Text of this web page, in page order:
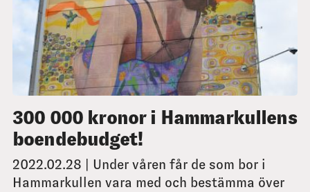
300 000 kronor i Hammarkullens
boendebudget!
2022.02.28 | Under våren får de som bor i
Hammarkullen vara med och bestämma över